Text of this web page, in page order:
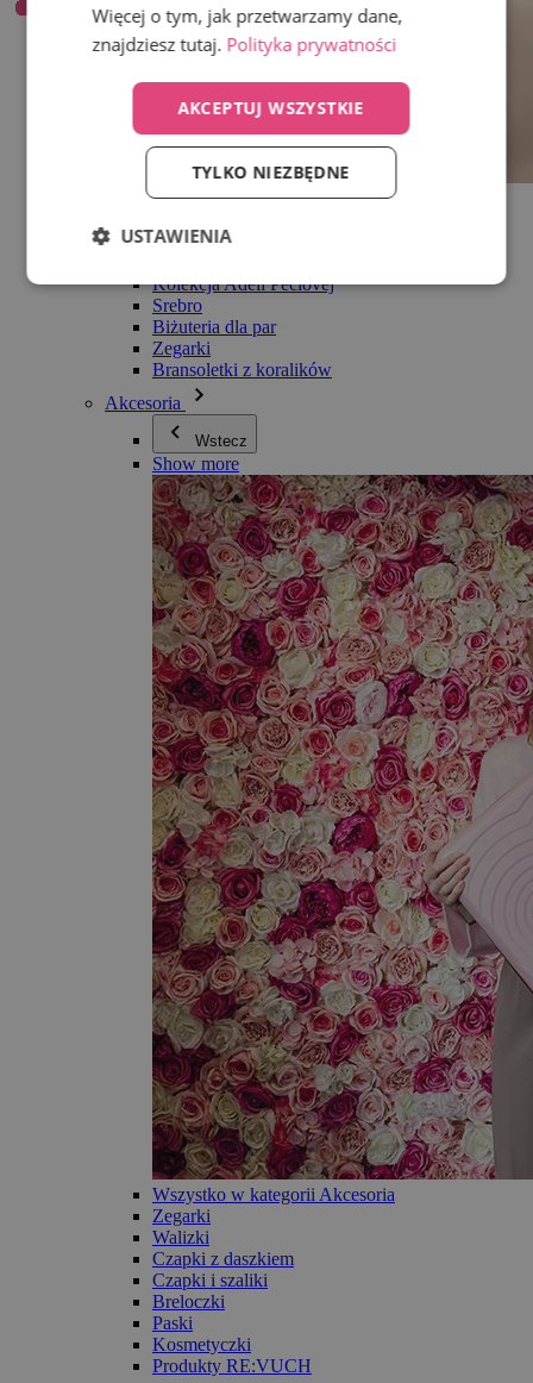
Wszystko w kategorii Biżuteria
Bransoletki
Kolekcja Adéli Pečlovej
Srebro
Biżuteria dla par
Zegarki
Bransoletki z koralików
Akcesoria
Wstecz
Show more
Wszystko w kategorii Akcesoria
Zegarki
Walizki
Czapki z daszkiem
Czapki i szaliki
Breloczki
Paski
Kosmetyczki
Produkty RE:VUCH
Więcej o tym, jak przetwarzamy dane,
znajdziesz tutaj. Polityka prywatności
AKCEPTUJ WSZYSTKIE
TYLKO NIEZBĘDNE
USTAWIENIA